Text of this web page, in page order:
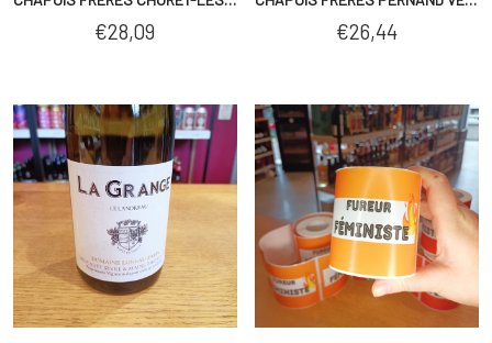
€28,09 €26,44